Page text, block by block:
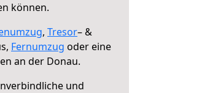
können.
, Tresor– &
Fernumzug oder eine
an der Donau.
und